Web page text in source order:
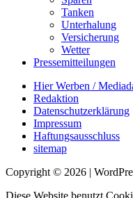
Tanken
Unterhalung
Versicherung
Wetter
Pressemitteilungen
Hier Werben /
Redaktion
Datenschutzerklärung
Impressum
Haftungsausschluss
sitemap
Copyright © 2026 |
Diese Website benutzt